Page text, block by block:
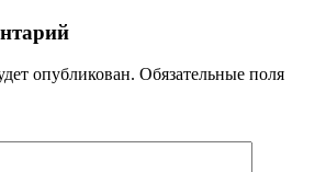
опубликован. Обязательные поля